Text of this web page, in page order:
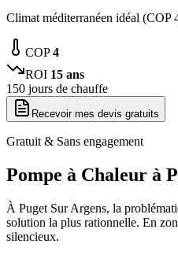
Climat méditerranéen idéal
COP4
ROI 15 ans
150 jours de chauffe
Recevoir mes devis gratuits
Gratuit & Sans engagement
Pompe à Chaleur à
À Puget Sur Argens, la
solution la plus rationnelle. En
silencieux.